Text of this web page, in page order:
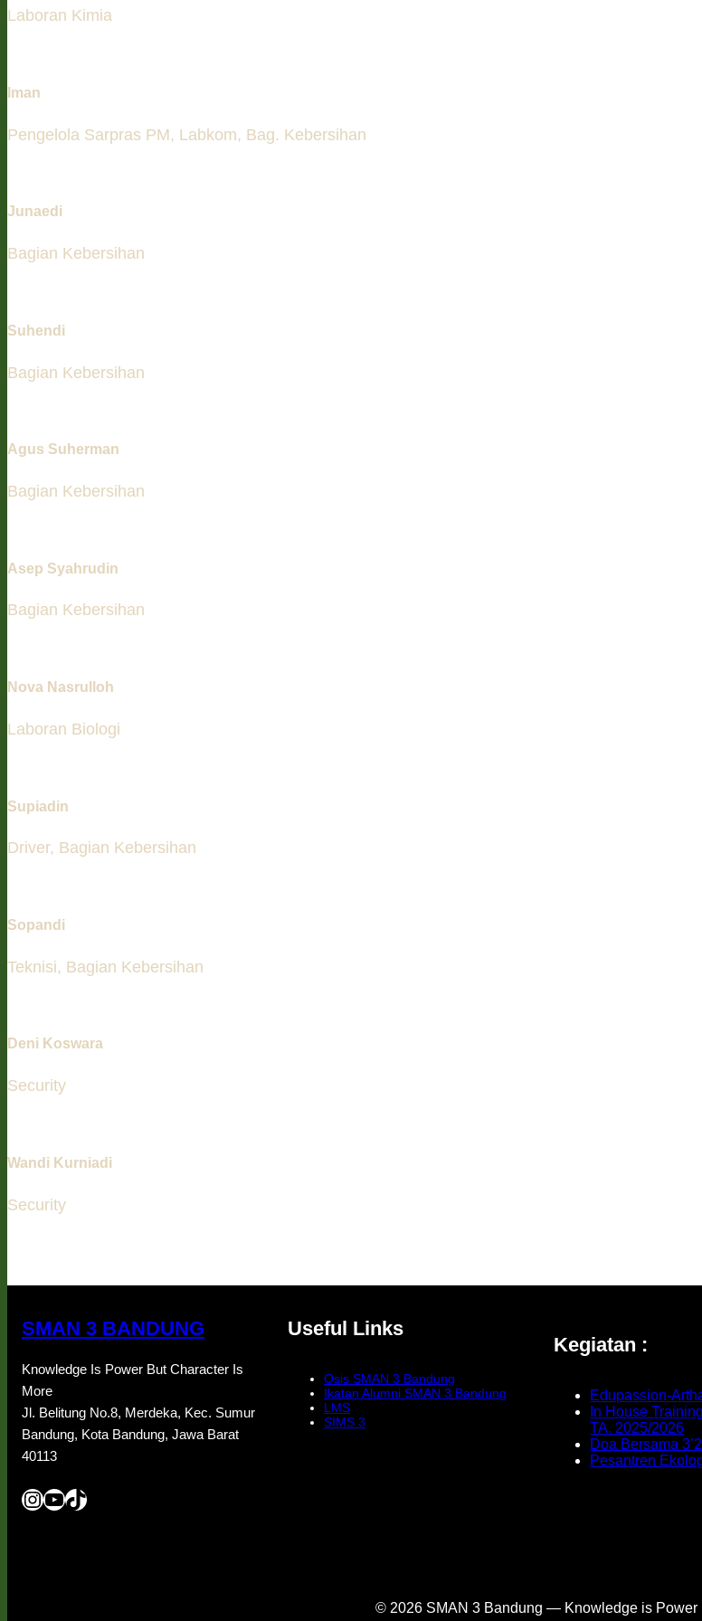
Laboran Kimia
Iman
Pengelola Sarpras PM, Labkom, Bag. Kebersihan
Junaedi
Bagian Kebersihan
Suhendi
Bagian Kebersihan
Agus Suherman
Bagian Kebersihan
Asep Syahrudin
Bagian Kebersihan
Nova Nasrulloh
Laboran Biologi
Supiadin
Driver, Bagian Kebersihan
Sopandi
Teknisi, Bagian Kebersihan
Deni Koswara
Security
Wandi Kurniadi
Security
SMAN 3 BANDUNG
Knowledge Is Power But Character Is
More
Jl. Belitung No.8, Merdeka, Kec. Sumur
Bandung, Kota Bandung, Jawa Barat
40113
InstagramYouTube TikTok
Useful Links
Osis SMAN 3 Bandung
Ikatan Alumni SMAN 3 Bandung
LMS
SIMS 3
Kegiatan :
Edupassion-
In House
TA. 2025/2026
Doa Bersama
Pesantren
© 2026 SMAN 3 Bandung — Knowledge is Power